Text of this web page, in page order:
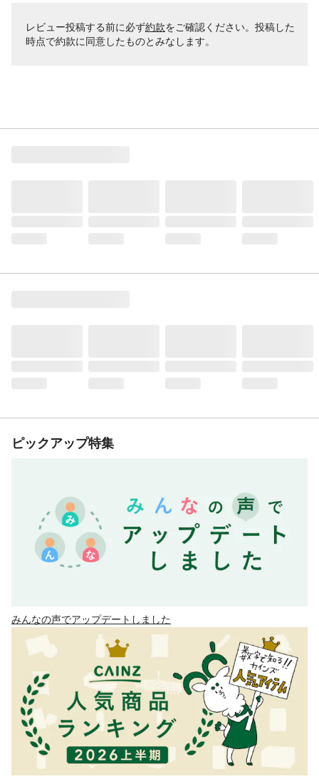
レビュー投稿する前に必ず約款をご確認ください。投稿した
時点で約款に同意したものとみなします。
ピックアップ特集
みんなの声でアップデートしました